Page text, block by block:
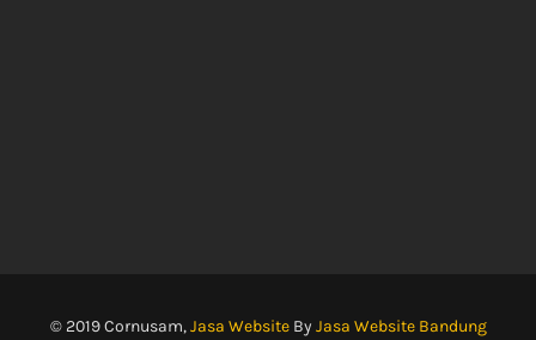
© 2019 Cornusam,Jasa WebsiteBy Jasa Website Bandung